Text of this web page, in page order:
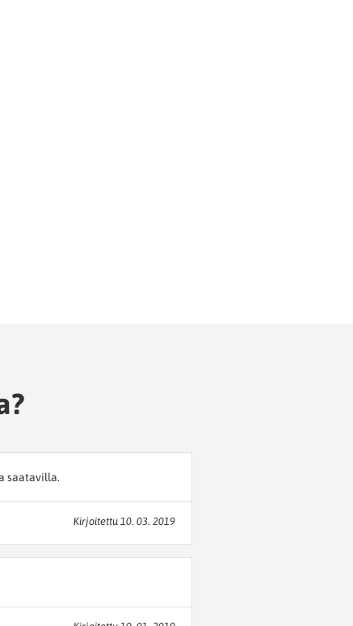
saatavilla.
Kirjoitettu 10. 03. 2019